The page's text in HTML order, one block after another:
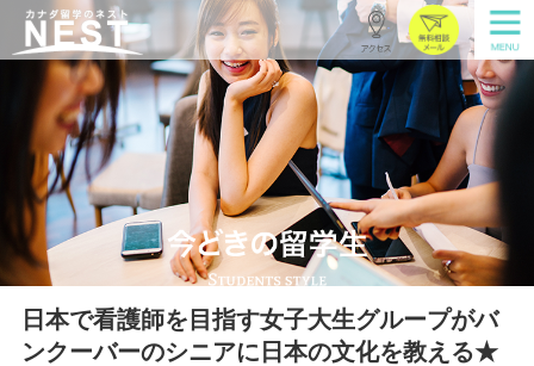
日本で看護師を目指す女子大生グループがバ
ンクーバーのシニアに日本の文化を教える★